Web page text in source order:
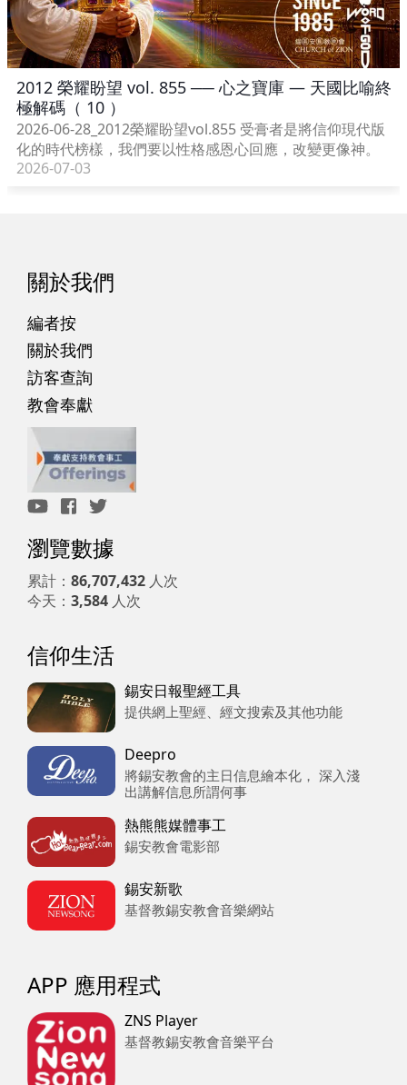
2012 榮耀盼望 vol. 855 ── 心之寶庫 — 天國比喻終
極解碼（ 10 ）
2026-06-28_2012榮耀盼望vol.855 受膏者是將信仰現代版
化的時代榜樣，我們要以性格感恩心回應，改變更像神。
2026-07-03
關於我們
編者按
關於我們
訪客查詢
教會奉獻
瀏覽數據
累計： 86,707,432 人次
今天： 3,584 人次
信仰生活
錫安日報聖經工具
提供網上聖經、經文搜索及其他功能
Deepro
將錫安教會的主日信息繪本化， 深入淺
出講解信息所謂何事
熱熊熊媒體事工
錫安教會電影部
錫安新歌
基督教錫安教會音樂網站
APP 應用程式
ZNS Player
基督教錫安教會音樂平台